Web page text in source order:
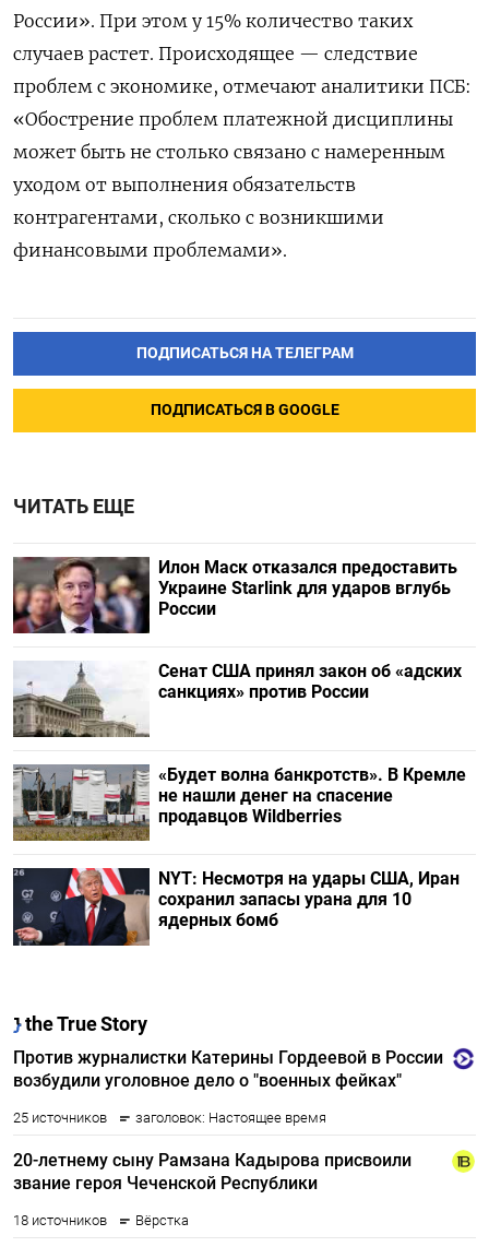
России». При этом у 15% количество таких
случаев растет. Происходящее — следствие
проблем с экономике, отмечают аналитики ПСБ:
«Обострение проблем платежной дисциплины
может быть не столько связано с намеренным
уходом от выполнения обязательств
контрагентами, сколько с возникшими
финансовыми проблемами».
ПОДПИСАТЬСЯ НА ТЕЛЕГРАМ
ПОДПИСАТЬСЯ В GOOGLE
ЧИТАТЬ ЕЩЕ
Илон Маск отказался предоставить
Украине Starlink для ударов вглубь
России
Сенат США принял закон об «адских
санкциях» против России
«Будет волна банкротств». В Кремле
не нашли денег на спасение
продавцов Wildberries
NYT: Несмотря на удары США, Иран
сохранил запасы урана для 10
ядерных бомб